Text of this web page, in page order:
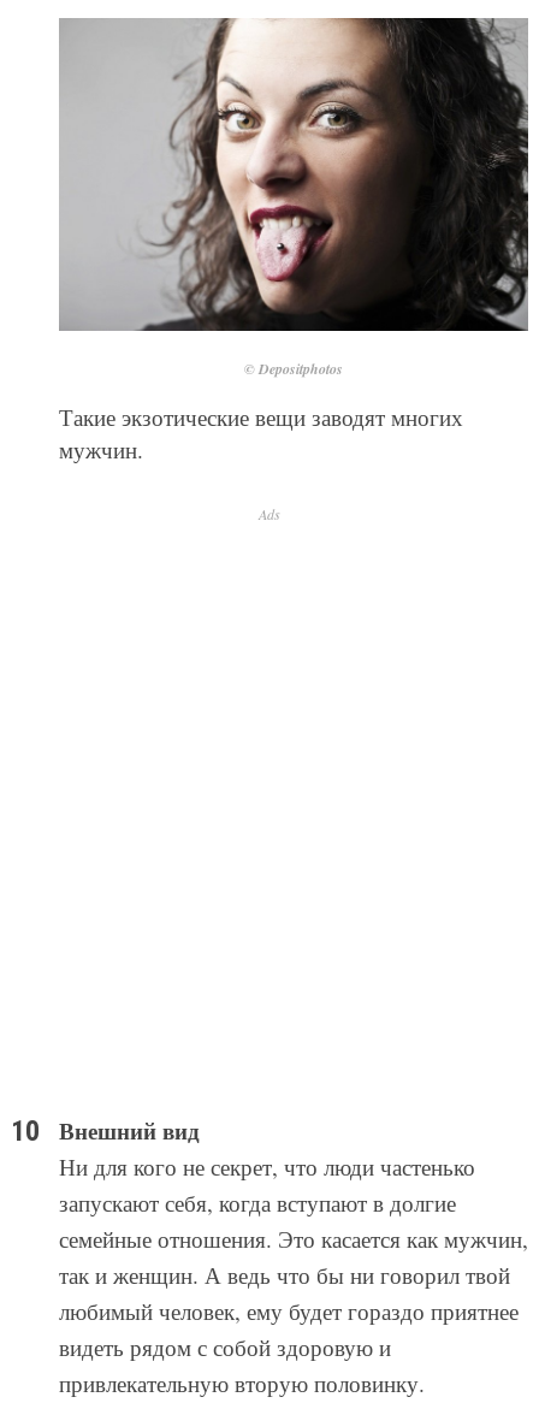
© Depositphotos
Такие экзотические вещи заводят многих
мужчин.
Ads
Внешний вид
Ни для кого не секрет, что люди частенько
запускают себя, когда вступают в долгие
семейные отношения. Это касается как мужчин,
так и женщин. А ведь что бы ни говорил твой
любимый человек, ему будет гораздо приятнее
видеть рядом с собой здоровую и
привлекательную вторую половинку.